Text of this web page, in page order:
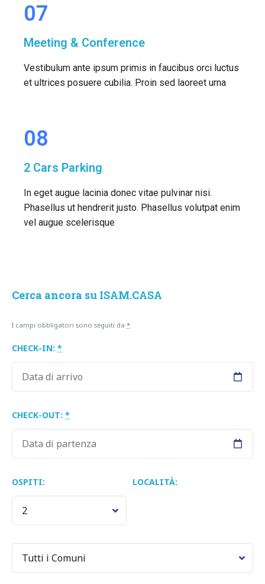
07
Meeting & Conference
Vestibulum ante ipsum primis in faucibus orci luctus
et ultrices posuere cubilia. Proin sed laoreet urna
08
2 Cars Parking
In eget augue lacinia donec vitae pulvinar nisi.
Phasellus ut hendrerit justo. Phasellus volutpat enim
vel augue scelerisque
Cerca ancora su ISAM.CASA
I campi obbligatori sono seguiti da *
CHECK-IN: *
CHECK-OUT: *
OSPITI: LOCALITÀ: